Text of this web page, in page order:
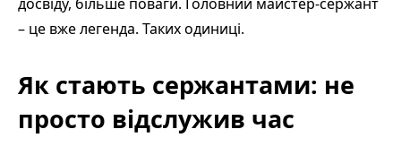
– це вже легенда. Таких одиниці.
Як стають сержантами: не
просто відслужив час